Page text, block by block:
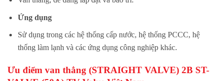
Ứng dụng
Sử dụng trong các hệ thống cấp nước, hệ thống PCCC, hệ
thống làm lạnh và các ứng dụng công nghiệp khác.
Ưu điểm van thẳng (STRAIGHT VALVE) 2B ST-